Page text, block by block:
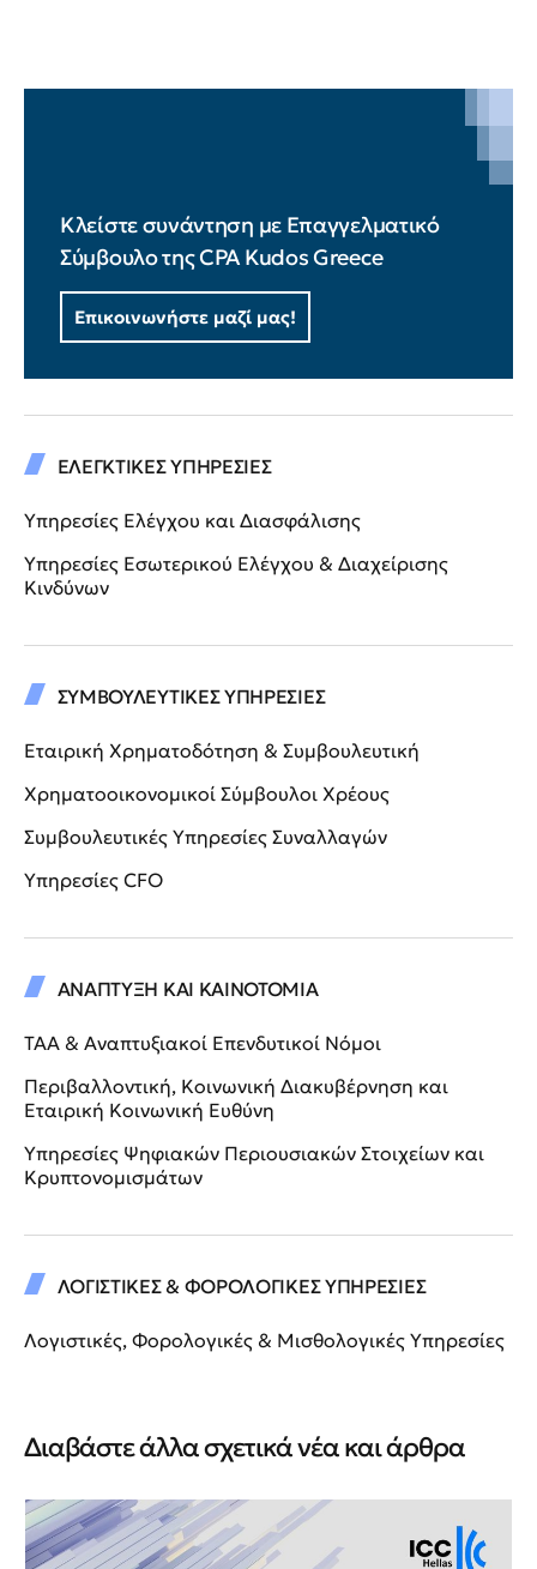
Κλείστε συνάντηση με Επαγγελματικό
Σύμβουλο της CPA Kudos Greece
Επικοινωνήστε μαζί μας!
ΕΛΕΓΚΤΙΚΕΣ ΥΠΗΡΕΣΙΕΣ
Υπηρεσίες Ελέγχου και Διασφάλισης
Υπηρεσίες Εσωτερικού Ελέγχου & Διαχείρισης
Κινδύνων
ΣΥΜΒΟΥΛΕΥΤΙΚΕΣ ΥΠΗΡΕΣΙΕΣ
Εταιρική Χρηματοδότηση & Συμβουλευτική
Χρηματοοικονομικοί Σύμβουλοι Χρέους
Συμβουλευτικές Υπηρεσίες Συναλλαγών
Υπηρεσίες CFO
ΑΝΑΠΤΥΞΗ ΚΑΙ ΚΑΙΝΟΤΟΜΙΑ
ΤΑΑ & Αναπτυξιακοί Επενδυτικοί Νόμοι
Περιβαλλοντική, Κοινωνική Διακυβέρνηση και
Εταιρική Κοινωνική Ευθύνη
Υπηρεσίες Ψηφιακών Περιουσιακών Στοιχείων και
Κρυπτονομισμάτων
ΛΟΓΙΣΤΙΚΕΣ & ΦΟΡΟΛΟΓΙΚΕΣ ΥΠΗΡΕΣΙΕΣ
Λογιστικές, Φορολογικές & Μισθολογικές Υπηρεσίες
Διαβάστε άλλα σχετικά νέα και άρθρα